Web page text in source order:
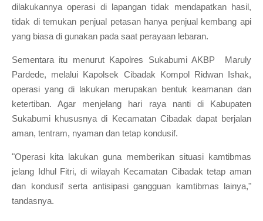
dilakukannya operasi di lapangan tidak mendapatkan hasil,
tidak di temukan penjual petasan hanya penjual kembang api
yang biasa di gunakan pada saat perayaan lebaran.
Sementara itu menurut Kapolres Sukabumi AKBP Maruly
Pardede, melalui Kapolsek Cibadak Kompol Ridwan Ishak,
operasi yang di lakukan merupakan bentuk keamanan dan
ketertiban. Agar menjelang hari raya nanti di Kabupaten
Sukabumi khususnya di Kecamatan Cibadak dapat berjalan
aman, tentram, nyaman dan tetap kondusif.
"Operasi kita lakukan guna memberikan situasi kamtibmas
jelang Idhul Fitri, di wilayah Kecamatan Cibadak tetap aman
dan kondusif serta antisipasi gangguan kamtibmas lainya,"
tandasnya.